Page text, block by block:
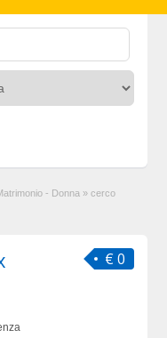
- Donna » cerco
€ 0